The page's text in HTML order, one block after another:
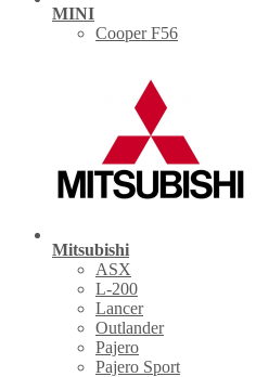
MINI
Cooper F56
Mitsubishi
ASX
L-200
Lancer
Outlander
Pajero
Pajero Sport